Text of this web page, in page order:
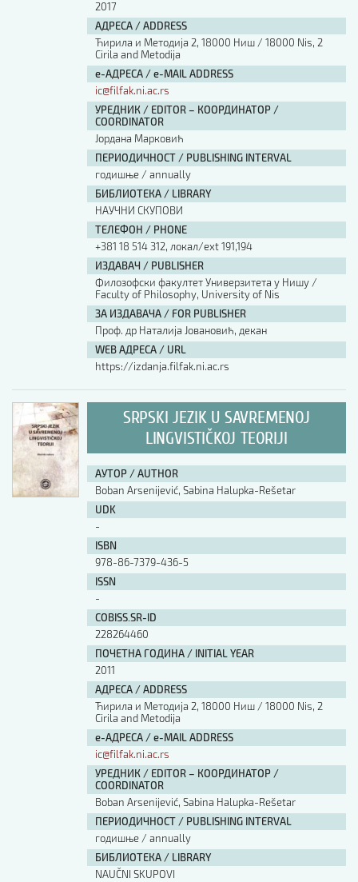
2017
АДРЕСА / ADDRESS
Ћирила и Методија 2, 18000 Ниш / 18000 Nis, 2
Cirila and Metodija
е-АДРЕСА / e-MAIL ADDRESS
ic@filfak.ni.ac.rs
УРЕДНИК / EDITOR – КООРДИНАТОР /
COORDINATOR
Јордана Марковић
ПЕРИОДИЧНОСТ / PUBLISHING INTERVAL
годишње / annually
БИБЛИОТЕКА / LIBRARY
НАУЧНИ СКУПОВИ
ТЕЛЕФОН / PHONE
+381 18 514 312, локал/ext 191,194
ИЗДАВАЧ / PUBLISHER
Филозофски факултет Универзитета у Нишу /
Faculty of Philosophy, University of Nis
ЗА ИЗДАВАЧА / FOR PUBLISHER
Проф. др Наталија Јовановић, декан
WEB АДРЕСА / URL
https://izdanja.filfak.ni.ac.rs
SRPSKI JEZIK U SAVREMENOJ
LINGVISTIČKOJ TEORIJI
АУТОР / AUTHOR
Boban Arsenijević, Sabina Halupka-Rešetar
UDK
-
ISBN
978-86-7379-436-5
ISSN
-
COBISS.SR-ID
228264460
ПОЧЕТНА ГОДИНА / INITIAL YEAR
2011
АДРЕСА / ADDRESS
Ћирила и Методија 2, 18000 Ниш / 18000 Nis, 2
Cirila and Metodija
е-АДРЕСА / e-MAIL ADDRESS
ic@filfak.ni.ac.rs
УРЕДНИК / EDITOR – КООРДИНАТОР /
COORDINATOR
Boban Arsenijević, Sabina Halupka-Rešetar
ПЕРИОДИЧНОСТ / PUBLISHING INTERVAL
годишње / annually
БИБЛИОТЕКА / LIBRARY
NAUČNI SKUPOVI